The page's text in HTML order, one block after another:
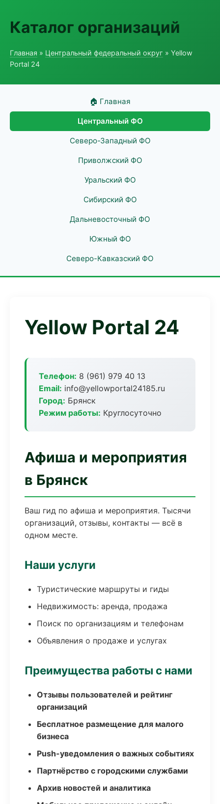
Каталог организаций
Главная » Центральный федеральный округ » Yellow
Portal 24
🏠 Главная
Центральный ФО
Северо-Западный ФО
Приволжский ФО
Уральский ФО
Сибирский ФО
Дальневосточный ФО
Южный ФО
Северо-Кавказский ФО
Yellow Portal 24
Телефон: 8 (961) 979 40 13
Email: info@yellowportal24185.ru
Город: Брянск
Режим работы: Круглосуточно
Афиша и мероприятия
в Брянск
Ваш гид по афиша и мероприятия. Тысячи
организаций, отзывы, контакты — всё в
одном месте.
Наши услуги
Туристические маршруты и гиды
Недвижимость: аренда, продажа
Поиск по организациям и телефонам
Объявления о продаже и услугах
Преимущества работы с нами
Отзывы пользователей и рейтинг
организаций
Бесплатное размещение для малого
бизнеса
Push-уведомления о важных событиях
Партнёрство с городскими службами
Архив новостей и аналитика